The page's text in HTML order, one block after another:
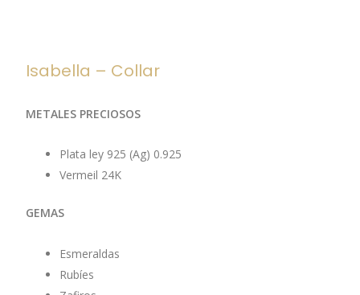
Isabella – Collar
METALES PRECIOSOS
Plata ley 925 (Ag) 0.925
Vermeil 24K
GEMAS
Esmeraldas
Rubíes